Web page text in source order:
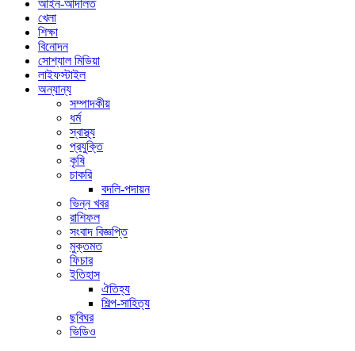
আইন-আদালত
খেলা
শিক্ষা
বিনোদন
সোশ্যাল মিডিয়া
লাইফস্টাইল
অন্যান্য
সম্পাদকীয়
ধর্ম
স্বাস্থ্য
প্রযুক্তি
কৃষি
চাকরি
বদলি-পদায়ন
ভিন্ন খবর
রাশিফল
সংবাদ বিজ্ঞপ্তি
মুক্তমত
ফিচার
ইতিহাস
ঐতিহ্য
শিল্প-সাহিত্য
ছবিঘর
ভিডিও